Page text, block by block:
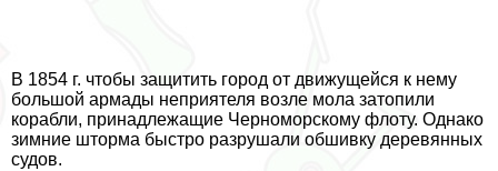
В 1854 г. чтобы защитить город от движущейся к нему
большой армады неприятеля возле мола затопили
корабли, принадлежащие Черноморскому флоту. Однако
зимние шторма быстро разрушали обшивку деревянных
судов.